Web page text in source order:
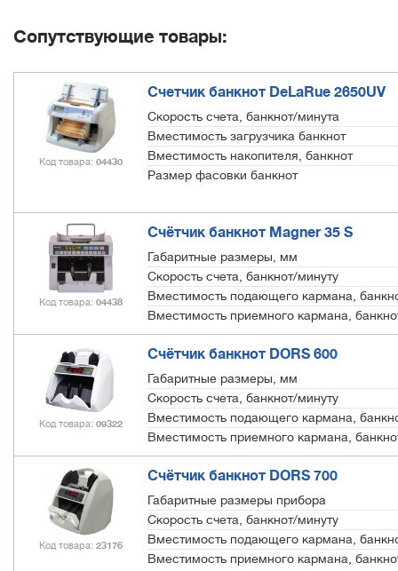
Сопутствующие товары:
Код товара 04430
Счетчик банкнот DeLaRue 2650UV
Скорость счета, банкнот/минута
Вместимость загрузчика банкнот
Вместимость накопителя, банкнот
Размер фасовки банкнот
Код товара 04438
Счётчик банкнот Magner 35 S
Габаритные размеры, мм
Скорость счета, банкнот/минуту
Вместимость подающего кармана,
Вместимость приемного кармана,
Код товара 09322
Счётчик банкнот DORS 600
Габаритные размеры, мм
Скорость счета, банкнот/минуту
Вместимость подающего кармана,
Вместимость приемного кармана,
Код товара 23176
Счётчик банкнот DORS 700
Габаритные размеры прибора
Скорость счета, банкнот/минуту
Вместимость подающего кармана,
Вместимость приемного кармана,